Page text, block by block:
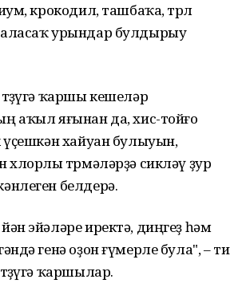
крокодил, ташбаҡа, төрлө
урындар булдырыу
ҡаршы кешеләр
аҡыл яғынан да, хис-тойғо
хайуан булыуын,
хлорлы төрмәләрҙә сикләү ҙур
белдерә.
эйәләре иректә, диңгеҙ һәм
генә оҙон ғүмерле була", – ти
ҡаршылар.